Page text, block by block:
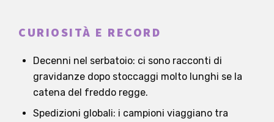
CURIOSITÀ E RECORD
Decenni nel serbatoio: ci sono racconti di
gravidanze dopo stoccaggi molto lunghi se la
catena del freddo regge.
Spedizioni globali: i campioni viaggiano tra